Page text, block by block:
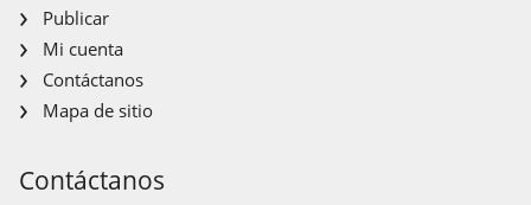
Publicar
Mi cuenta
Contáctanos
Mapa de sitio
Contáctanos